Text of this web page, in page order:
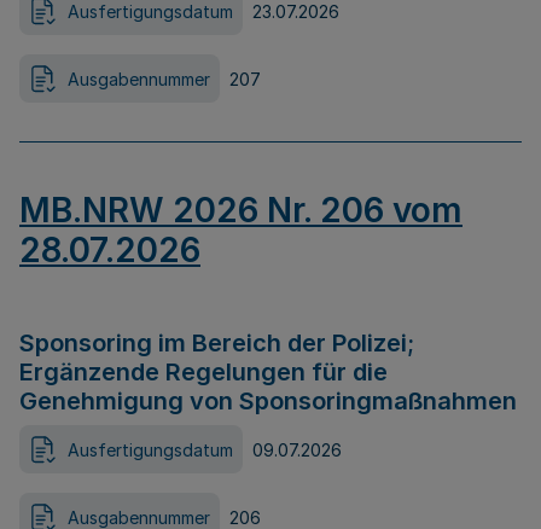
Ausfertigungsdatum 23.07.2026
Ausgabennummer 207
MB.NRW 2026 Nr. 206 vom
28.07.2026
Sponsoring im Bereich der Polizei;
Ergänzende Regelungen für die
Genehmigung von Sponsoringmaßnahmen
Ausfertigungsdatum 09.07.2026
Ausgabennummer 206